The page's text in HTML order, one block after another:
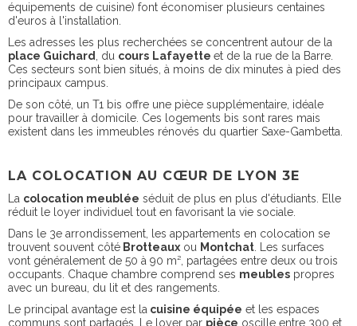
équipements de cuisine) font économiser plusieurs centaines
d'euros à l'installation.
Les adresses les plus recherchées se concentrent autour de la
place Guichard, du cours Lafayette et de la rue de la Barre.
Ces secteurs sont bien situés, à moins de dix minutes à pied des
principaux campus.
De son côté, un T1 bis offre une pièce supplémentaire, idéale
pour travailler à domicile. Ces logements bis sont rares mais
existent dans les immeubles rénovés du quartier Saxe-Gambetta.
LA COLOCATION AU CŒUR DE LYON 3E
La colocation meublée séduit de plus en plus d'étudiants. Elle
réduit le loyer individuel tout en favorisant la vie sociale.
Dans le 3e arrondissement, les appartements en colocation se
trouvent souvent côté Brotteaux ou Montchat. Les surfaces
vont généralement de 50 à 90 m², partagées entre deux ou trois
occupants. Chaque chambre comprend ses meubles propres
avec un bureau, du lit et des rangements.
Le principal avantage est la cuisine équipée et les espaces
communs sont partagés. Le loyer par pièce oscille entre 300 et